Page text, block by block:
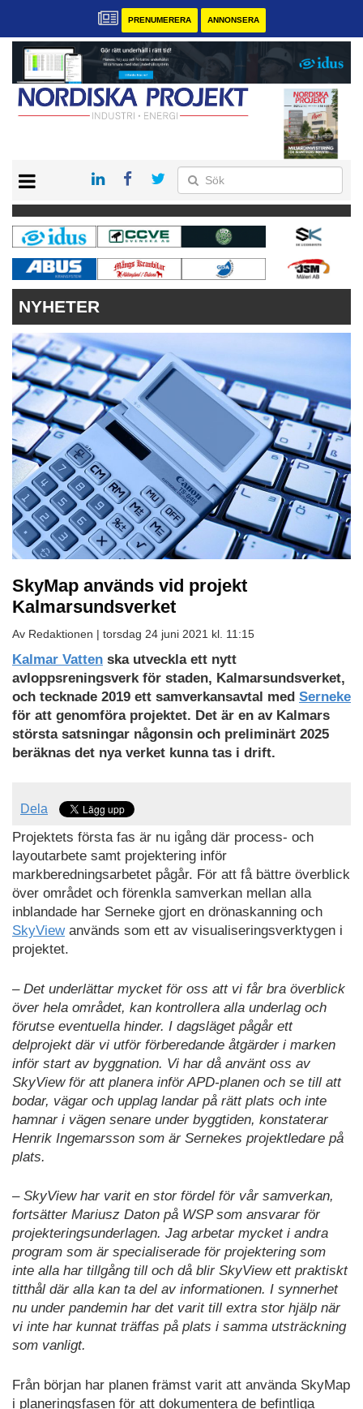
PRENUMERERA ANNONSERA
KONTAKT
VÅRA ANDRA MAGASIN
PRENUMERERA
ANNONSERA
NYHETER
SkyMap används vid projekt
Kalmarsundsverket
Av Redaktionen | torsdag 24 juni 2021 kl. 11:15
Kalmar Vatten ska utveckla ett nytt
avloppsreningsverk för staden, Kalmarsundsverket,
och tecknade 2019 ett samverkansavtal med Serneke
för att genomföra projektet. Det är en av Kalmars
största satsningar någonsin och preliminärt 2025
beräknas det nya verket kunna tas i drift.
Dela
Projektets första fas är nu igång där process- och
layoutarbete samt projektering inför
markberedningsarbetet pågår. För att få bättre överblick
över området och förenkla samverkan mellan alla
inblandade har Serneke gjort en drönaskanning och
SkyViewanvänds som ett av visualiseringsverktygen i
projektet.
– Det underlättar mycket för oss att vi får bra överblick
över hela området, kan kontrollera alla underlag och
förutse eventuella hinder. I dagsläget pågår ett
delprojekt där vi utför förberedande åtgärder i marken
inför start av byggnation. Vi har då använt oss av
SkyView för att planera inför APD-planen och se till att
bodar, vägar och upplag landar på rätt plats och inte
hamnar i vägen senare under byggtiden, konstaterar
Henrik Ingemarsson som är Sernekes projektledare på
plats.
– SkyView har varit en stor fördel för vår samverkan,
fortsätter Mariusz Daton på WSP som ansvarar för
projekteringsunderlagen. Jag arbetar mycket i andra
program som är specialiserade för projektering som
inte alla har tillgång till och då blir SkyView ett praktiskt
titthål där alla kan ta del av informationen. I synnerhet
nu under pandemin har det varit till extra stor hjälp när
vi inte har kunnat träffas på plats i samma utsträckning
som vanligt.
Från början har planen främst varit att använda SkyMap
i planeringsfasen för att dokumentera de befintliga